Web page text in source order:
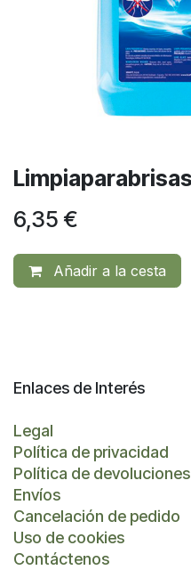
6,35 €
Añadir a la cesta
Enlaces de Interés
Legal
Política de privacidad
Política de devoluciones
Envíos
Cancelación de pedido
Uso de cookies
Contáctenos